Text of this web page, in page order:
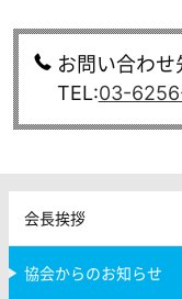
お問い合わ
TEL:03-
会長挨拶
協会からのお知らせ